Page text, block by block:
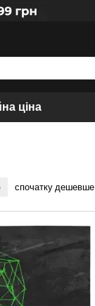
ціна
спочатку дешевше